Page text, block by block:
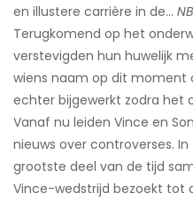
en illustere carrière in de...
Terugkomend op het
verstevigden hun huwelijk
wiens naam op dit moment
echter bijgewerkt zodra het
Vanaf nu leiden Vince en
nieuws over controverses.
grootste deel van de tijd
Vince-wedstrijd bezoekt tot